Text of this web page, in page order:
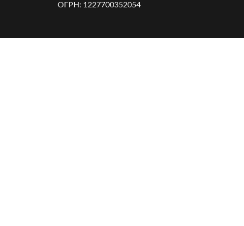
ОГРН: 1227700352054